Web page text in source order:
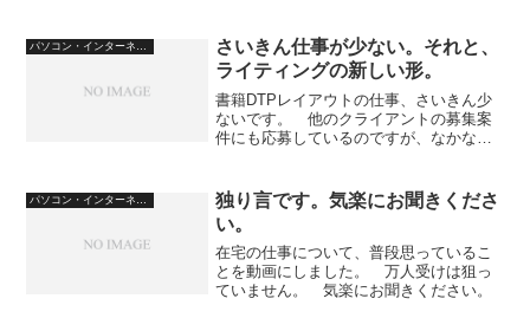
パソコン・インターネット
さいきん仕事が少ない。それと、
ライティングの新しい形。
書籍DTPレイアウトの仕事、さいきん少
ないです。 他のクライアントの募集案
件にも応募しているのですが、なかなか
た。 これが何と、クライアントからAI
をつかってもいいですよ、...
独り言です。気楽にお聞きくださ
い。
在宅の仕事について、普段思っているこ
とを動画にしました。 万人受けは狙っ
ていません。 気楽にお聞きください。